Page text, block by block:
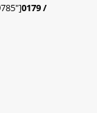
0179 /